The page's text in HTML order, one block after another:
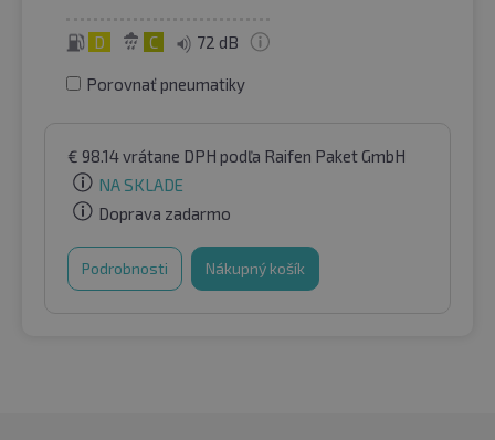
D C 72 dB
Porovnať pneumatiky
€ 98.14vrátane DPH podľa Raifen Paket GmbH
NA SKLADE
Doprava zadarmo
Podrobnosti Nákupný košík